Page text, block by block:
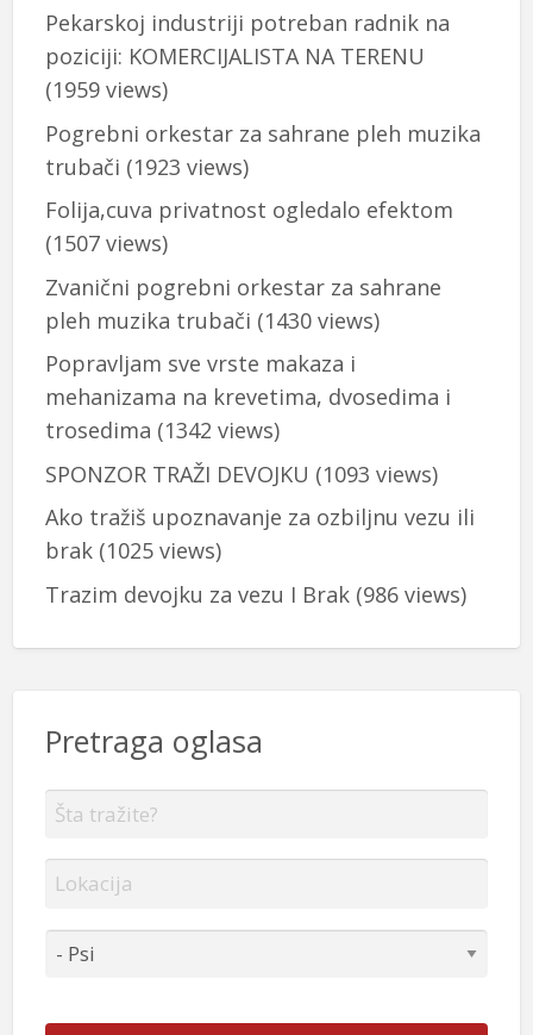
Pekarskoj industriji potreban radnik na
poziciji: KOMERCIJALISTA NA TERENU
(1959 views)
Pogrebni orkestar za sahrane pleh muzika
trubači (1923 views)
Folija,cuva privatnost ogledalo efektom
(1507 views)
Zvanični pogrebni orkestar za sahrane
pleh muzika trubači (1430 views)
Popravljam sve vrste makaza i
mehanizama na krevetima, dvosedima i
trosedima (1342 views)
SPONZOR TRAŽI DEVOJKU (1093 views)
Ako tražiš upoznavanje za ozbiljnu vezu ili
brak(1025 views)
Trazim devojku za vezu I Brak(986 views)
Pretraga oglasa